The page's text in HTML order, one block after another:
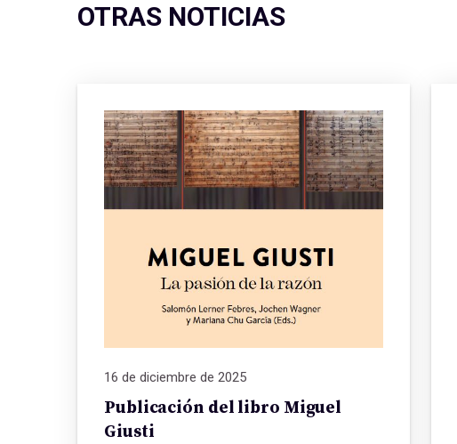
OTRAS NOTICIAS
16 de diciembre de 2025
Publicación del libro Miguel
Giusti